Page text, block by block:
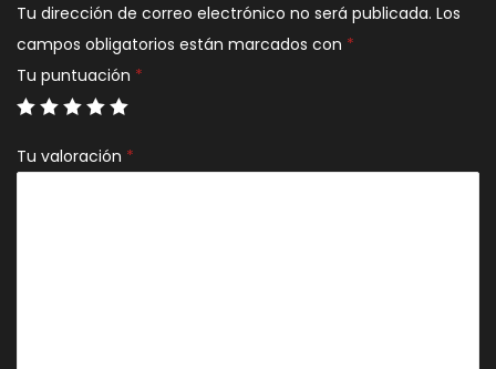
Tu dirección de correo electrónico no será publicada. Los
campos obligatorios están marcados con *
Tu puntuación *
Tu valoración *